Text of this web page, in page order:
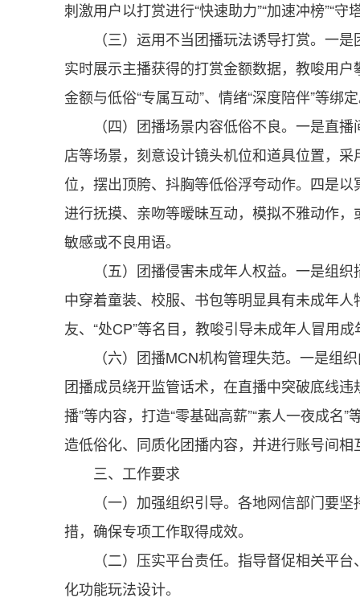
刺激用户以打赏进行“快速助力”“加速冲榜”“守
（三）运用不当团播玩法诱导打赏。一
实时展示主播获得的打赏金额数据，教唆用
金额与低俗“专属互动”、情绪“深度陪伴”等绑
（四）团播场景内容低俗不良。一是直
店等场景，刻意设计镜头机位和道具位置，
位，摆出顶胯、抖胸等低俗浮夸动作。四是
进行抚摸、亲吻等暧昧互动，模拟不雅动作
敏感或不良用语。
（五）团播侵害未成年人权益。一是组
中穿着童装、校服、书包等明显具有未成年
友、“处CP”等名目，教唆引导未成年人冒用
（六）团播MCN机构管理失范。一是组
团播成员绕开监管话术，在直播中突破底线
播”等内容，打造“零基础高薪”“素人一夜成
造低俗化、同质化团播内容，并进行账号间相
三、工作要求
（一）加强组织引导。各地网信部门要
措，确保专项工作取得成效。
（二）压实平台责任。指导督促相关平
化功能玩法设计。